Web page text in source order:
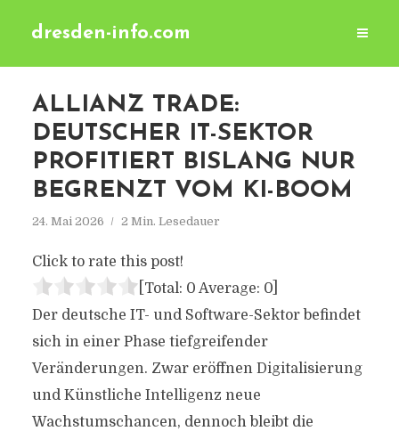
dresden-info.com
ALLIANZ TRADE:
DEUTSCHER IT-SEKTOR
PROFITIERT BISLANG NUR
BEGRENZT VOM KI-BOOM
24. Mai 2026 2 Min. Lesedauer
Click to rate this post!
[Total: 0 Average: 0]
Der deutsche IT- und Software-Sektor befindet
sich in einer Phase tiefgreifender
Veränderungen. Zwar eröffnen Digitalisierung
und Künstliche Intelligenz neue
Wachstumschancen, dennoch bleibt die